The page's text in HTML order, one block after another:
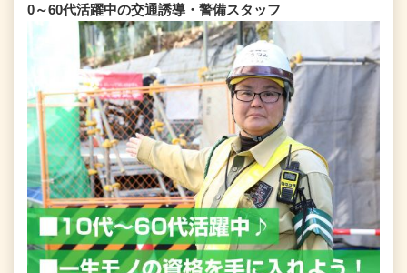
0～60代活躍中の交通誘導・警備スタッフ